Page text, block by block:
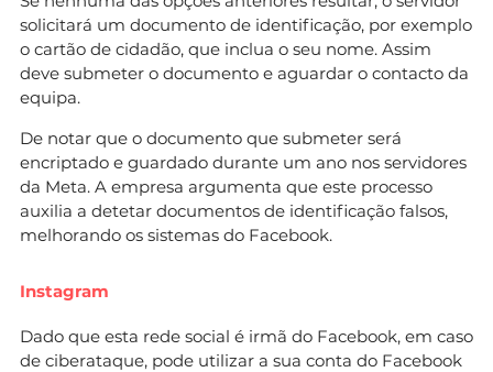
solicitará um documento de identificação, por exemplo
o cartão de cidadão, que inclua o seu nome. Assim
deve submeter o documento e aguardar o contacto da
equipa.
De notar que o documento que submeter será
encriptado e guardado durante um ano nos servidores
da Meta. A empresa argumenta que este processo
auxilia a detetar documentos de identificação falsos,
melhorando os sistemas do Facebook.
Instagram
Dado que esta rede social é irmã do Facebook, em caso
de ciberataque, pode utilizar a sua conta do Facebook